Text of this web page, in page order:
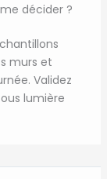
décider ?
murs et
Validez
lumière